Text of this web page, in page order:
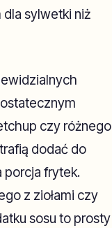
sylwetki niż
czy różnego
dodać do
porcja frytek.
z ziołami czy
sosu to prosty